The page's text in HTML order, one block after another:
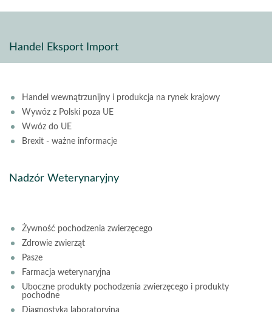
Handel Eksport Import
Handel wewnątrzunijny i produkcja na rynek krajowy
Wywóz z Polski poza UE
Wwóz do UE
Brexit - ważne informacje
Nadzór Weterynaryjny
Żywność pochodzenia zwierzęcego
Zdrowie zwierząt
Pasze
Farmacja weterynaryjna
Uboczne produkty pochodzenia zwierzęcego i produkty
pochodne
Diagnostyka laboratoryjna